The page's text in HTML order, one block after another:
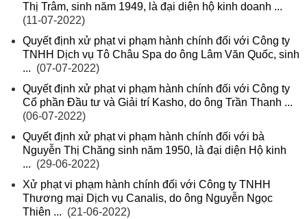
Thị Trâm, sinh năm 1949, là đại diện hộ kinh doanh ...
(11-07-2022)
Quyết định xử phạt vi phạm hành chính đối với Công ty
TNHH Dịch vụ Tô Châu Spa do ông Lâm Văn Quốc, sinh
... (07-07-2022)
Quyết định xử phạt vi phạm hành chính đối với Công ty
Cổ phần Đầu tư và Giải trí Kasho, do ông Trần Thanh ...
(06-07-2022)
Quyết định xử phạt vi phạm hành chính đối với bà
Nguyễn Thị Chăng sinh năm 1950, là đại diện Hộ kinh
... (29-06-2022)
Xử phạt vi phạm hành chính đối với Công ty TNHH
Thương mại Dịch vụ Canalis, do ông Nguyễn Ngọc
Thiên ... (21-06-2022)